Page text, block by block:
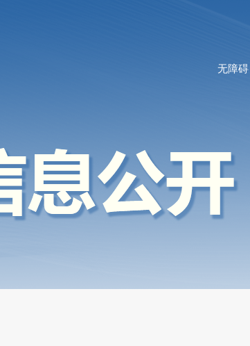
无障碍